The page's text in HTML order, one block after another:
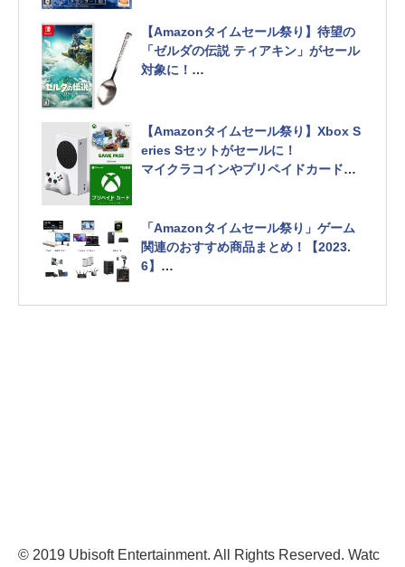
【Amazonタイムセール祭り】待望の
「ゼルダの伝説 ティアキン」がセール
対象に！
【Amazonタイムセール祭り】Xbox S
eries Sセットがセールに！
マイクラコインやプリペイドカード付
「Amazonタイムセール祭り」ゲーム
関連のおすすめ商品まとめ！【2023.
6】
e製品までラインナップ
© 2019 Ubisoft Entertainment. All Rights Reserved. Watc